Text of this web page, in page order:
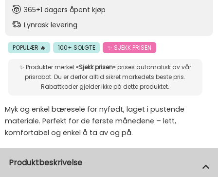
365+1 dagers åpent kjøp
Lynrask levering
POPULÆR 🔥 100+ SOLGTE ✨ SJEKK PRISEN
✨ Produkter merket«Sjekk prisen»prises automatisk av vår
prisrobot. Du er derfor alltid sikret markedets beste pris.
Rabattkoder gjelder ikke på dette produktet.
Myk og enkel bæresele for nyfødt, laget i pustende
materiale. Perfekt for de første månedene – lett,
komfortabel og enkel å ta av og på.
Produktbeskrivelse